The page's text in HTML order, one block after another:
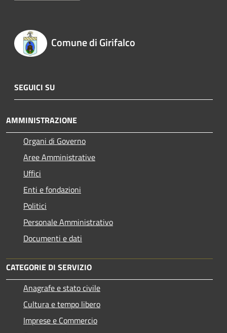
Comune di Girifalco
SEGUICI SU
AMMINISTRAZIONE
Organi di Governo
Aree Amministrative
Uffici
Enti e fondazioni
Politici
Personale Amministrativo
Documenti e dati
CATEGORIE DI SERVIZIO
Anagrafe e stato civile
Cultura e tempo libero
Imprese e Commercio